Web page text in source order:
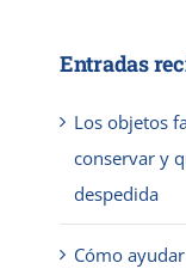
Entradas
Los objetos
conservar y
despedida
Cómo